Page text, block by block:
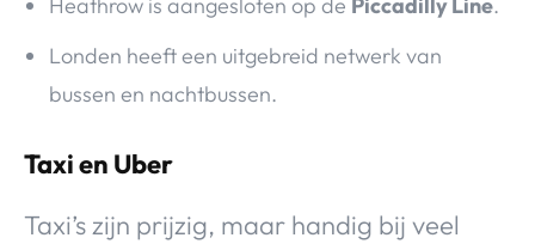
Londen heeft een uitgebreid netwerk van
bussen en nachtbussen.
Taxi en Uber
Taxi’s zijn prijzig, maar handig bij veel